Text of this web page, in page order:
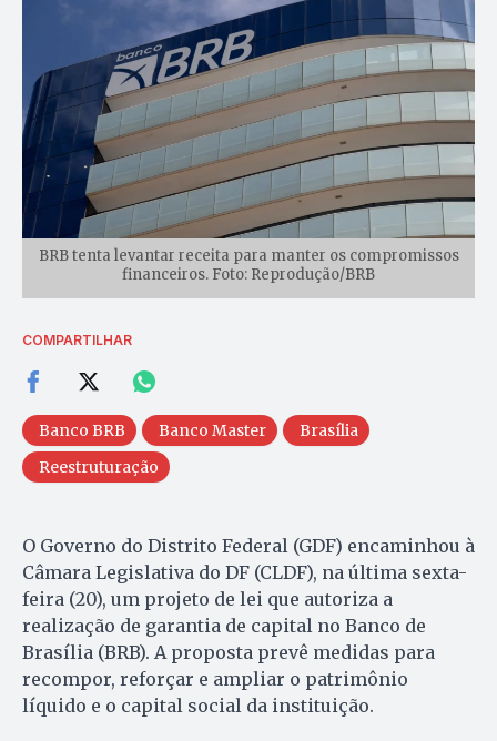
BRB tenta levantar receita para manter os compromissos
financeiros. Foto: Reprodução/BRB
COMPARTILHAR
Banco BRB Banco Master
Brasília
Reestruturação
O Governo do Distrito Federal (GDF) encaminhou à
Câmara Legislativa do DF (CLDF), na última sexta-
feira (20), um projeto de lei que autoriza a
realização de garantia de capital no Banco de
Brasília (BRB). A proposta prevê medidas para
recompor, reforçar e ampliar o patrimônio
líquido e o capital social da instituição.